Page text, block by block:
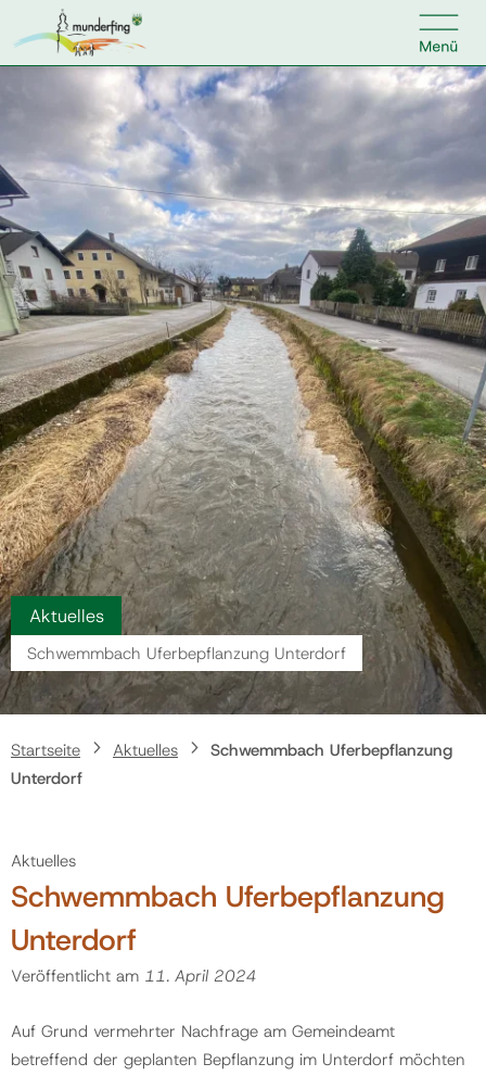
Kontakt 
Suche nach:
Home
Kundenservice
Ihr Anliegen
Veranstaltungen
Jobs
Politik
Gemeinde
Kontakt
Aktuelles
Schwemmbach Uferbepflanzung Unterdorf
Startseite Aktuelles
Schwemmbach Uferbepflanzung
Unterdorf
Aktuelles
Schwemmbach Uferbepflanzung
Unterdorf
Veröffentlicht am 11. April 2024
Auf Grund vermehrter Nachfrage am Gemeindeamt
betreffend der geplanten Bepflanzung im Unterdorf möchten